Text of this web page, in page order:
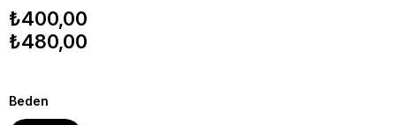
₺400,00
₺480,00
Beden